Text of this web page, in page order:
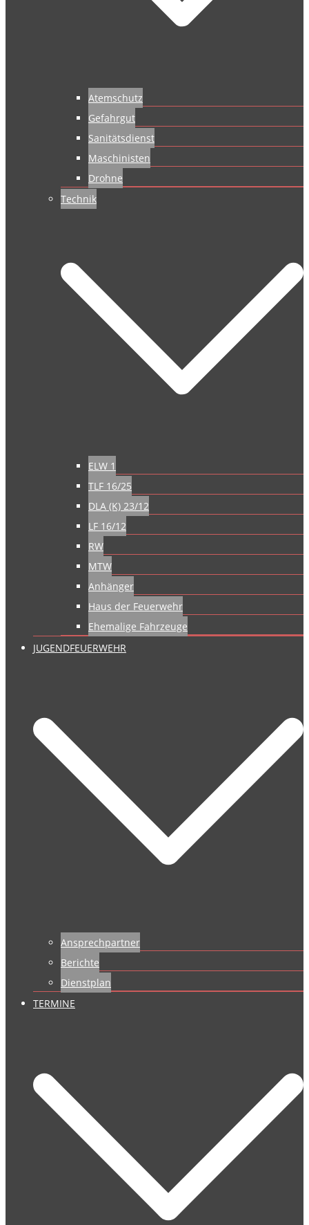
Atemschutz
Gefahrgut
Sanitätsdienst
Maschinisten
Drohne
Technik
ELW 1
TLF 16/25
DLA (K) 23/12
LF 16/12
RW
MTW
Anhänger
Haus der Feuerwehr
Ehemalige Fahrzeuge
JUGENDFEUERWEHR
Ansprechpartner
Berichte
Dienstplan
TERMINE